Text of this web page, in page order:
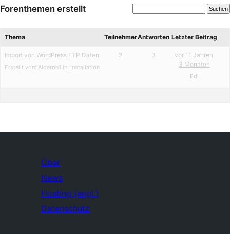
Forenthemen erstellt
Thema TeilnehmerAntworten Letzter Beitrag
Import von WordPress FTP Daten
Erstellt von: Aldaron1 in: Installation
2 3
vor 11 Jahren,
3 Monaten
Edi
Über
News
Hosting (engl.)
Datenschutz